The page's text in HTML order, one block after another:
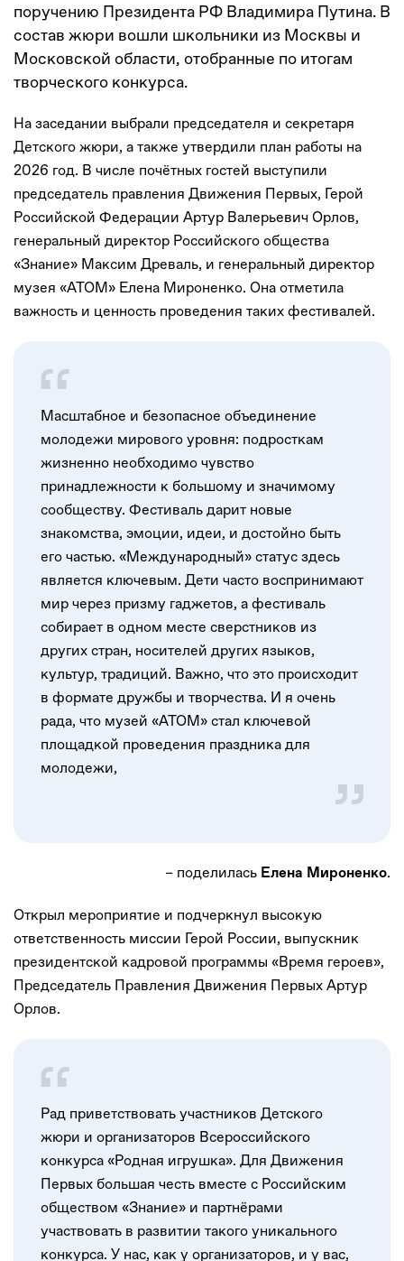
поручению Президента РФ Владимира Путина. В
состав жюри вошли школьники из Москвы и
Московской области, отобранные по итогам
творческого конкурса.
На заседании выбрали председателя и секретаря
Детского жюри, а также утвердили план работы на
2026 год. В числе почётных гостей выступили
председатель правления Движения Первых, Герой
Российской Федерации Артур Валерьевич Орлов,
генеральный директор Российского общества
«Знание» Максим Древаль, и генеральный директор
музея «АТОМ» Елена Мироненко. Она отметила
важность и ценность проведения таких фестивалей.
Масштабное и безопасное объединение
молодежи мирового уровня: подросткам
жизненно необходимо чувство
принадлежности к большому и значимому
сообществу. Фестиваль дарит новые
знакомства, эмоции, идеи, и достойно быть
его частью. «Международный» статус здесь
является ключевым. Дети часто воспринимают
мир через призму гаджетов, а фестиваль
собирает в одном месте сверстников из
других стран, носителей других языков,
культур, традиций. Важно, что это происходит
в формате дружбы и творчества. И я очень
рада, что музей «АТОМ» стал ключевой
площадкой проведения праздника для
молодежи,
– поделилась Елена Мироненко.
Открыл мероприятие и подчеркнул высокую
ответственность миссии Герой России, выпускник
президентской кадровой программы «Время героев»,
Председатель Правления Движения Первых Артур
Орлов.
Рад приветствовать участников Детского
жюри и организаторов Всероссийского
конкурса «Родная игрушка». Для Движения
Первых большая честь вместе с Российским
обществом «Знание» и партнёрами
участвовать в развитии такого уникального
конкурса. У нас, как у организаторов, и у вас,